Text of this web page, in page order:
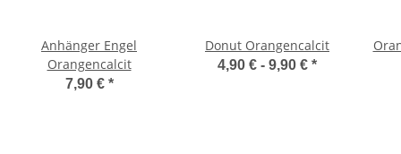
Anhänger Engel
Orangencalcit
7,90 € *
Donut Orangencalcit
4,90 € - 9,90 € *